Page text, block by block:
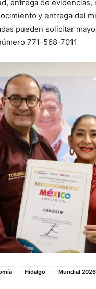
entrega de evidencias,
y entrega del
pueden solicitar
771-568-7011
Hidalgo Mundial 2026